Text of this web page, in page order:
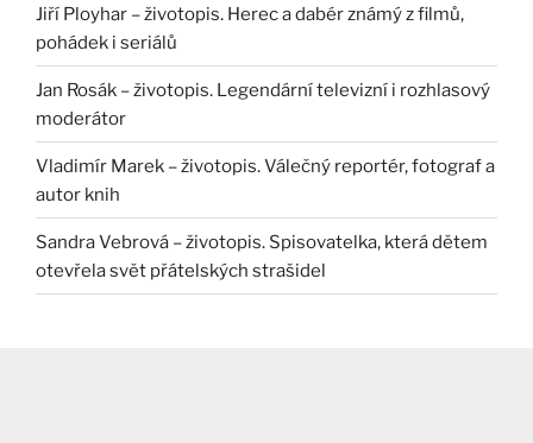
Jiří Ployhar – životopis. Herec a dabér známý z filmů,
pohádek i seriálů
Jan Rosák – životopis. Legendární televizní i rozhlasový
moderátor
Vladimír Marek – životopis. Válečný reportér, fotograf a
autor knih
Sandra Vebrová – životopis. Spisovatelka, která dětem
otevřela svět přátelských strašidel